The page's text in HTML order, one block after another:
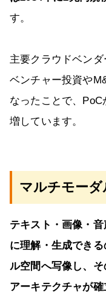
す。
主要クラウドベンダ
ベンチャー投資や
なったことで、
増しています。
マルチモー
テキスト・画像・
に理解・生成でき
ル空間へ写像し、
アーキテクチャが